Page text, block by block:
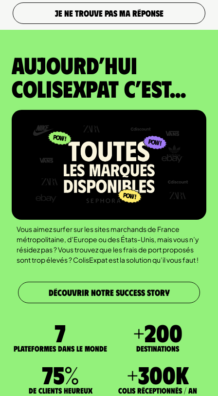
JE NE TROUVE PAS MA RÉPONSE
Aujourd’hui
colisexpat c’est...
Vous aimez surfer sur les sites marchands de France
métropolitaine, d’Europe ou des États-Unis, mais vous n’y
résidez pas ? Vous trouvez que les frais de port proposés
sont trop élevés ? ColisExpat est la solution qu’il vous faut !
DÉCOUVRIR NOTRE SUCCESS STORY
7
Plateformes dans le monde
+200
DESTINATIONS
75%
de clients heureux
+300K
Colis réceptionnés / an